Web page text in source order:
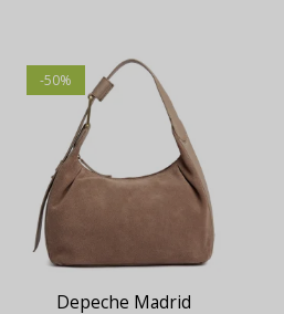
-50%
Depeche Madrid